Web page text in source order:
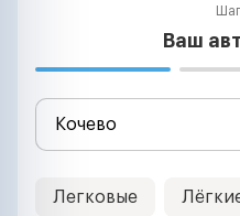
Ваш
Легковые